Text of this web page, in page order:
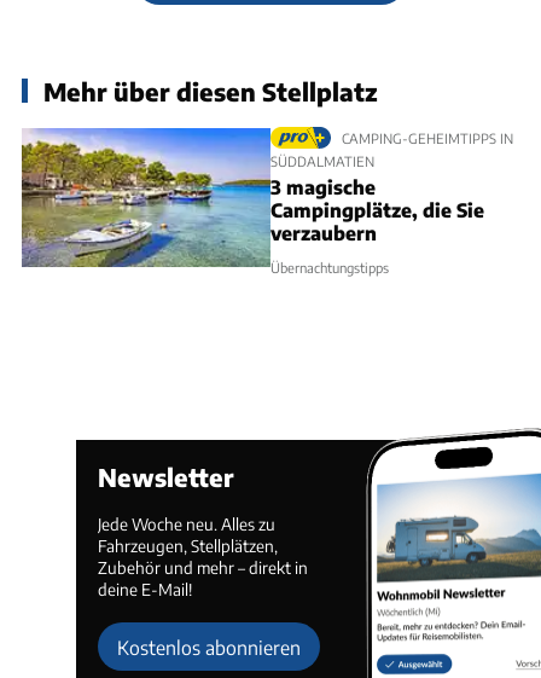
Mehr über diesen Stellplatz
CAMPING-GEHEIMTIPPS IN
SÜDDALMATIEN
3 magische
Campingplätze, die Sie
verzaubern
Übernachtungstipps
Newsletter
Jede Woche neu. Alles zu
Fahrzeugen, Stellplätzen,
Zubehör und mehr – direkt in
deine E-Mail!
Kostenlos abonnieren